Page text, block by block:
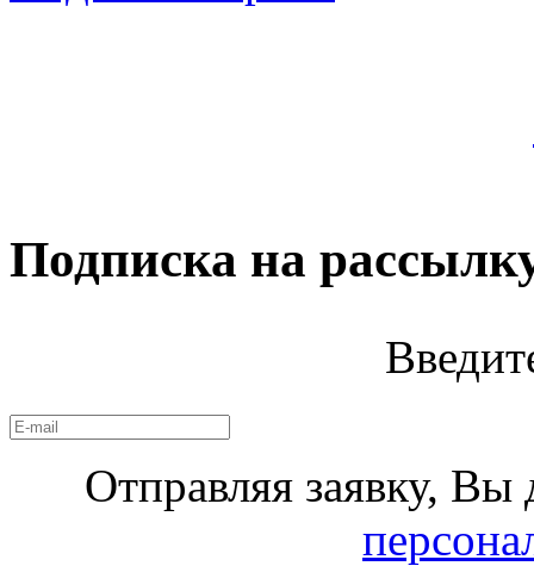
Подписка на
Отправляя заявку, Вы